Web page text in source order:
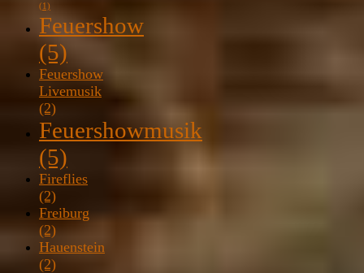
(1)
Feuershow
(5)
Feuershow
Livemusik
(2)
Feuershowmusik
(5)
Fireflies
(2)
Freiburg
(2)
Hauenstein
(2)